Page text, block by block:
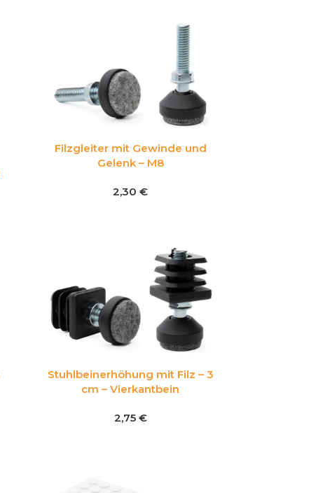
Filzgleiter mit Gewinde und
Gelenk – M8
2,30€
Stuhlbeinerhöhung mit Filz – 3
cm – Vierkantbein
2,75 €